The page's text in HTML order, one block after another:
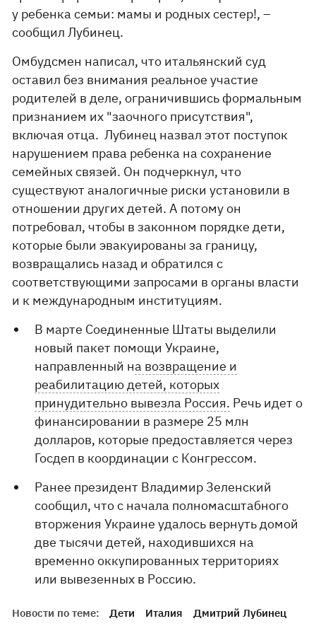
у ребенка семьи: мамы и родных сестер!, –
сообщил Лубинец.
Омбудсмен написал, что итальянский суд
оставил без внимания реальное участие
родителей в деле, ограничившись формальным
признанием их "заочного присутствия",
включая отца. Лубинец назвал этот поступок
нарушением права ребенка на сохранение
семейных связей. Он подчеркнул, что
существуют аналогичные риски установили в
отношении других детей. А потому он
потребовал, чтобы в законном порядке дети,
которые были эвакуированы за границу,
возвращались назад и обратился с
соответствующими запросами в органы власти
и к международным институциям.
В марте Соединенные Штаты выделили
новый пакет помощи Украине,
направленный на возвращение и
реабилитацию детей, которых
принудительно вывезла Россия. Речь идет о
финансировании в размере 25 млн
долларов, которые предоставляется через
Госдеп в координации с Конгрессом.
Ранее президент Владимир Зеленский
сообщил, что с начала полномасштабного
вторжения Украине удалось вернуть домой
две тысячи детей, находившихся на
временно оккупированных территориях
или вывезенных в Россию.
Новости по теме: Дети Италия Дмитрий Лубинец